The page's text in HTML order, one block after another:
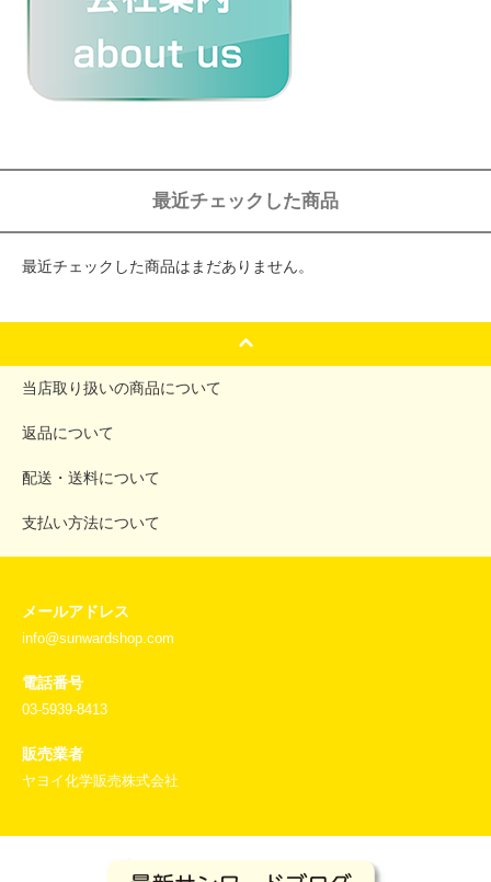
最近チェックした商品
最近チェックした商品はまだありません。
当店取り扱いの商品について
返品について
配送・送料について
支払い方法について
メールアドレス
info@sunwardshop.com
電話番号
03-5939-8413
販売業者
ヤヨイ化学販売株式会社